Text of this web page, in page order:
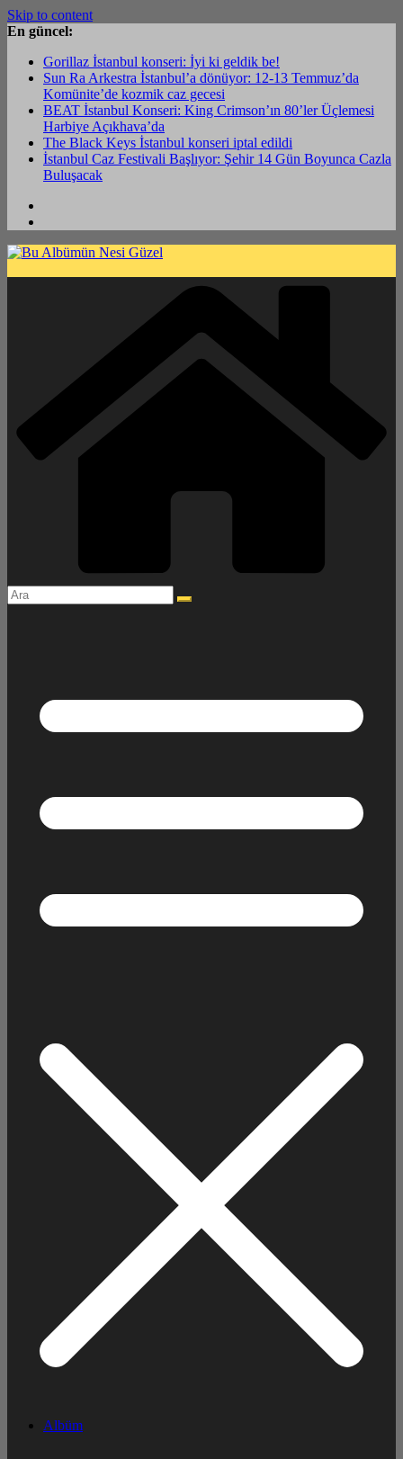
Skip to content
En güncel:
Gorillaz İstanbul konseri: İyi ki geldik be!
Sun Ra Arkestra İstanbul’a dönüyor: 12-13 Temmuz’da
Komünite’de kozmik caz gecesi
BEAT İstanbul Konseri: King Crimson’ın 80’ler Üçlemesi
Harbiye Açıkhava’da
The Black Keys İstanbul konseri iptal edildi
İstanbul Caz Festivali Başlıyor: Şehir 14 Gün Boyunca Cazla
Buluşacak
Albüm